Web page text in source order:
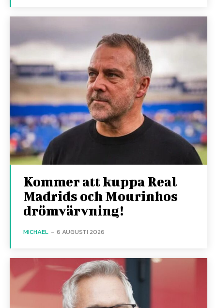
Kommer att kuppa Real
Madrids och Mourinhos
drömvärvning!
MICHAEL - 6 AUGUSTI 2026